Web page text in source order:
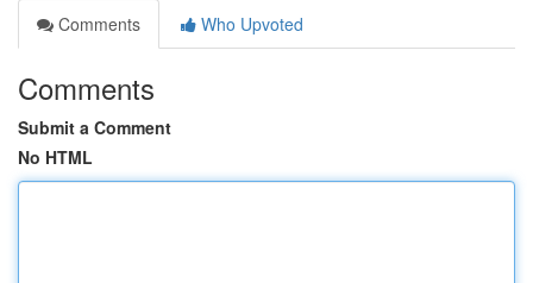
Comments
Who Upvoted
Comments
Submit a Comment
No HTML